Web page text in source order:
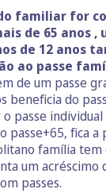
familiar for
de 65 anos ,
de 12 anos
ao passe
de um passe
beneficia do
o passe
passe+65, fica a
família tem
um acréscimo
passes.